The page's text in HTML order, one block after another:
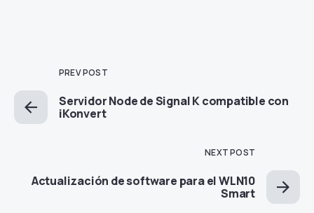
PREV POST
Servidor Node de Signal K compatible con
iKonvert
NEXT POST
Actualización de software para el WLN10
Smart